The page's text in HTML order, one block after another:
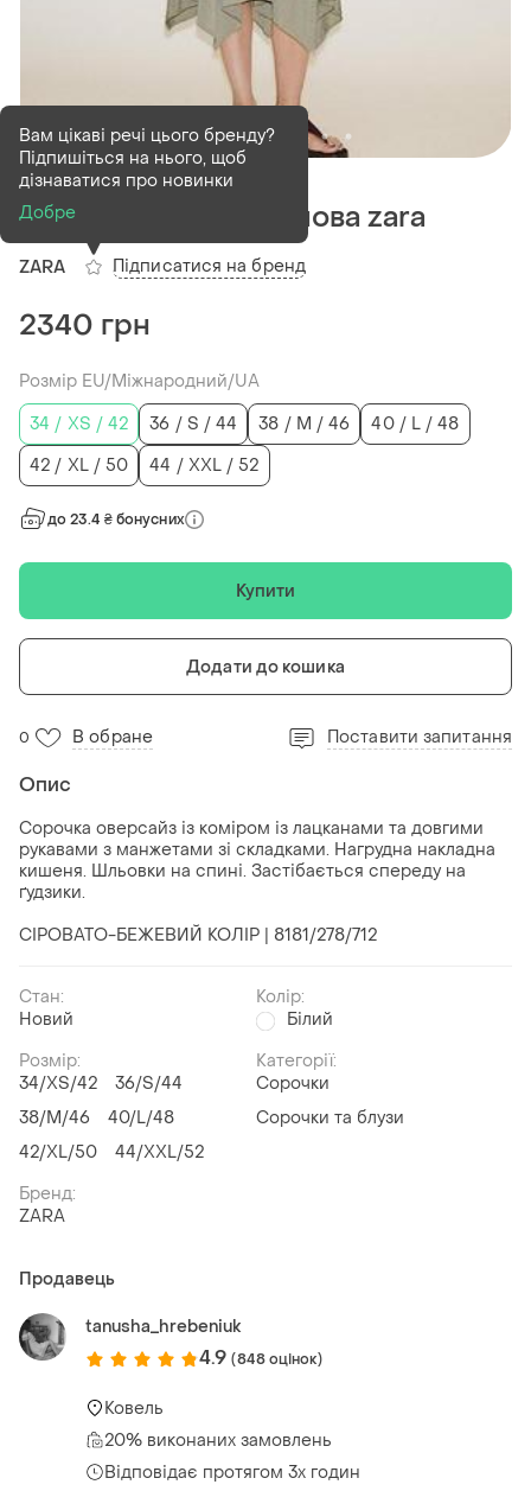
В наявності8 шт
Сорочка біла поплінова zara
ZARA
Вам цікаві речі цього бренду?
Підпишіться на нього, щоб
дізнаватися про новинки
Добре
Підписатися на бренд
2340 грн
Розмір EU/Міжнародний/UA
34 / XS / 42
36 / S / 44 38 / M / 46
40 / L / 48
42 / XL / 50
44 / XXL / 52
до 23.4 ₴ бонусних
Купити
Додати до кошика
0 В обране Поставити запитання
Опис
Сорочка оверсайз із коміром із лацканами та довгими
рукавами з манжетами зі складками. Нагрудна накладна
кишеня. Шльовки на спині. Застібається спереду на
ґудзики.
СІРОВАТО-БЕЖЕВИЙ КОЛІР | 8181/278/712
Стан:
Новий
Колір:
Білий
Розмір:
34/XS/42
36/S/44
38/M/46
40/L/48
42/XL/50
44/XXL/52
Категорії:
Сорочки
Сорочки та блузи
Бренд:
ZARA
Продавець
tanusha_hrebeniuk
4.9 (848 оцінок)
Ковель
20% виконаних замовлень
Відповідає протягом 3х годин